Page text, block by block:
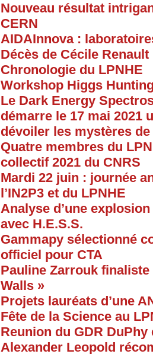
Nouveau résultat
CERN
AIDAInnova :
Décès de Cécile Renault
Chronologie du LPNHE
Workshop Higgs
Le Dark Energy
démarre le 17 mai 2021
dévoiler les mystères de
Quatre membres du
collectif 2021 du CNRS
Mardi 22 juin : journée
l’IN2P3 et du LPNHE
Analyse d’une
avec H.E.S.S.
Gammapy sélectionné
officiel pour CTA
Pauline Zarrouk
Walls »
Projets lauréats d’une
Fête de la Science au
Reunion du GDR DuPhy
Alexander Leopold